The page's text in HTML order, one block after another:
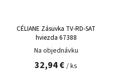
CÉLIANE Zásuvka TV-RD-SAT
hviezda 67388
Na objednávku
32,94 € / ks